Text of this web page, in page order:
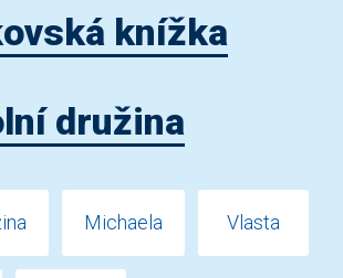
knížka
družina
Michaela Vlasta